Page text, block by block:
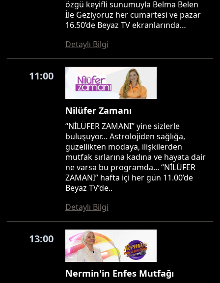
özgü keyifli sunumuyla Belma Belen
İle Geziyoruz her cumartesi ve pazar
16.50’de Beyaz TV ekranlarında…
Detaylı Bilgi
11:00
Nilüfer Zamanı
“NİLÜFER ZAMANI” yine sizlerle
buluşuyor... Astrolojiden sağlığa,
güzellikten modaya, ilişkilerden
mutfak sırlarına kadına ve hayata dair
ne varsa bu programda... “NİLÜFER
ZAMANI” hafta içi her gün 11.00’de
Beyaz TV’de..
Detaylı Bilgi
13:00
Nermin'in Enfes Mutfağı